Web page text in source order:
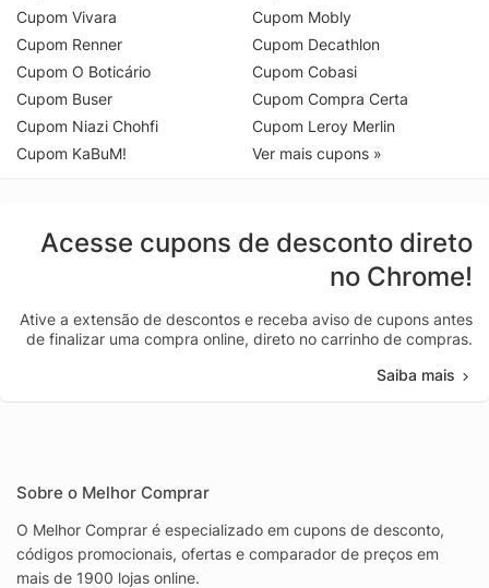
Cupom Vivara
Cupom Renner
Cupom O Boticário
Cupom Buser
Cupom Niazi Chohfi
Cupom KaBuM!
Cupom Mobly
Cupom Decathlon
Cupom Cobasi
Cupom Compra Certa
Cupom Leroy Merlin
Ver mais cupons »
Acesse cupons de desconto direto
no Chrome!
Ative a extensão de descontos e receba aviso de cupons antes
de finalizar uma compra online, direto no carrinho de compras.
Saiba mais
Sobre o Melhor Comprar
O Melhor Comprar é especializado em cupons de desconto,
códigos promocionais, ofertas e comparador de preços em
mais de 1900 lojas online.